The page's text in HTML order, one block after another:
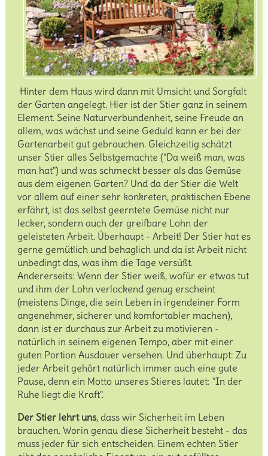
Hinter dem Haus wird dann mit Umsicht und Sorgfalt
der Garten angelegt. Hier ist der Stier ganz in seinem
Element. Seine Naturverbundenheit, seine Freude an
allem, was wächst und seine Geduld kann er bei der
Gartenarbeit gut gebrauchen. Gleichzeitig schätzt
unser Stier alles Selbstgemachte ("Da weiß man, was
man hat") und was schmeckt besser als das Gemüse
aus dem eigenen Garten? Und da der Stier die Welt
vor allem auf einer sehr konkreten, praktischen Ebene
erfährt, ist das selbst geerntete Gemüse nicht nur
lecker, sondern auch der greifbare Lohn der
geleisteten Arbeit. Überhaupt - Arbeit! Der Stier hat es
gerne gemütlich und behaglich und da ist Arbeit nicht
unbedingt das, was ihm die Tage versüßt.
Andererseits: Wenn der Stier weiß, wofür er etwas tut
und ihm der Lohn verlockend genug erscheint
(meistens Dinge, die sein Leben in irgendeiner Form
angenehmer, sicherer und komfortabler machen),
dann ist er durchaus zur Arbeit zu motivieren -
natürlich in seinem eigenen Tempo, aber mit einer
guten Portion Ausdauer versehen. Und überhaupt: Zu
jeder Arbeit gehört natürlich immer auch eine gute
Pause, denn ein Motto unseres Stieres lautet: "In der
Ruhe liegt die Kraft".
Der Stier lehrt uns, dass wir Sicherheit im Leben
brauchen. Worin genau diese Sicherheit besteht - das
muss jeder für sich entscheiden. Einem echten Stier